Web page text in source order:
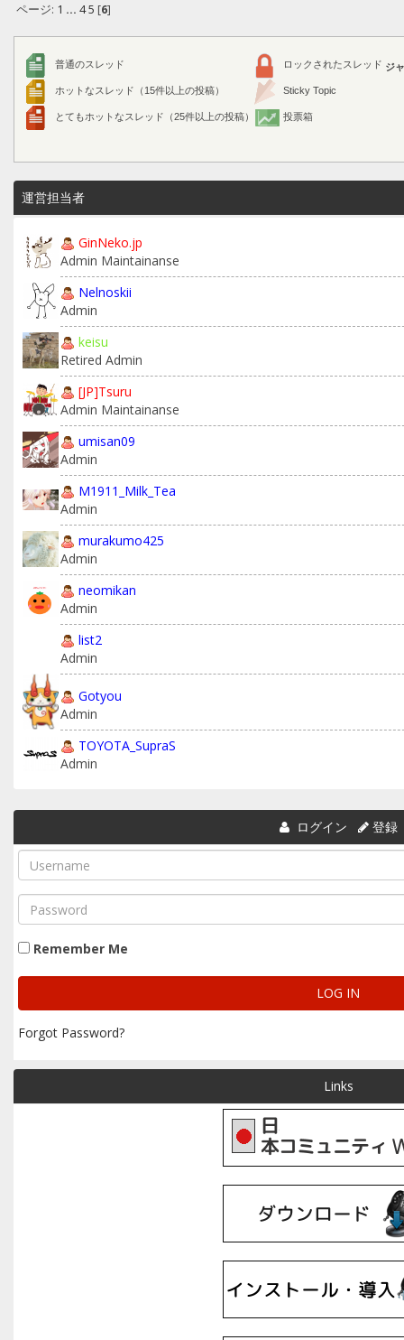
ページ: 1 ... 4 5 [6]
ジ
普通のスレッド
ホットなスレッド（15件以上の投稿）
とてもホットなスレッド（25件以上の投稿）
ロックされたスレッド
Sticky Topic
投票箱
運営担当者
GinNeko.jp
Admin Maintainanse
Nelnoskii
Admin
keisu
Retired Admin
[JP]Tsuru
Admin Maintainanse
umisan09
Admin
M1911_Milk_Tea
Admin
murakumo425
Admin
neomikan
Admin
list2
Admin
Gotyou
Admin
TOYOTA_SupraS
Admin
ログイン 登録
Remember Me
Forgot Password?
Links